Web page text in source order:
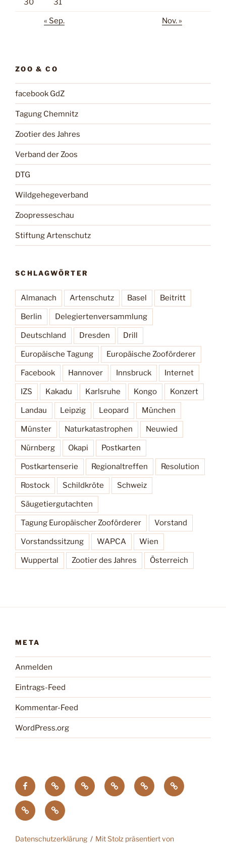
30 31
« Sep. Nov. »
ZOO & CO
facebook GdZ
Tagung Chemnitz
Zootier des Jahres
Verband der Zoos
DTG
Wildgehegeverband
Zoopresseschau
Stiftung Artenschutz
SCHLAGWÖRTER
Almanach Artenschutz Basel Beitritt
Berlin Delegiertenversammlung
Deutschland Dresden Drill
Europäische Tagung Europäische Zooförderer
Facebook Hannover Innsbruck Internet
IZS Kakadu Karlsruhe Kongo Konzert
Landau Leipzig Leopard München
Münster Naturkatastrophen Neuwied
Nürnberg Okapi Postkarten
Postkartenserie Regionaltreffen Resolution
Rostock Schildkröte Schweiz
Säugetiergutachten
Tagung Europäischer Zooförderer Vorstand
Vorstandssitzung WAPCA Wien
Wuppertal Zootier des Jahres Österreich
META
Anmelden
Eintrags-Feed
Kommentar-Feed
WordPress.org
facebook
GdZ
Tagung
Chemnitz
Zootier
des
Verband
der
DTG
Zoopresseschau
Stiftung
Artenschutz
Datenschutzerklärung
Mit Stolz präsentiert von